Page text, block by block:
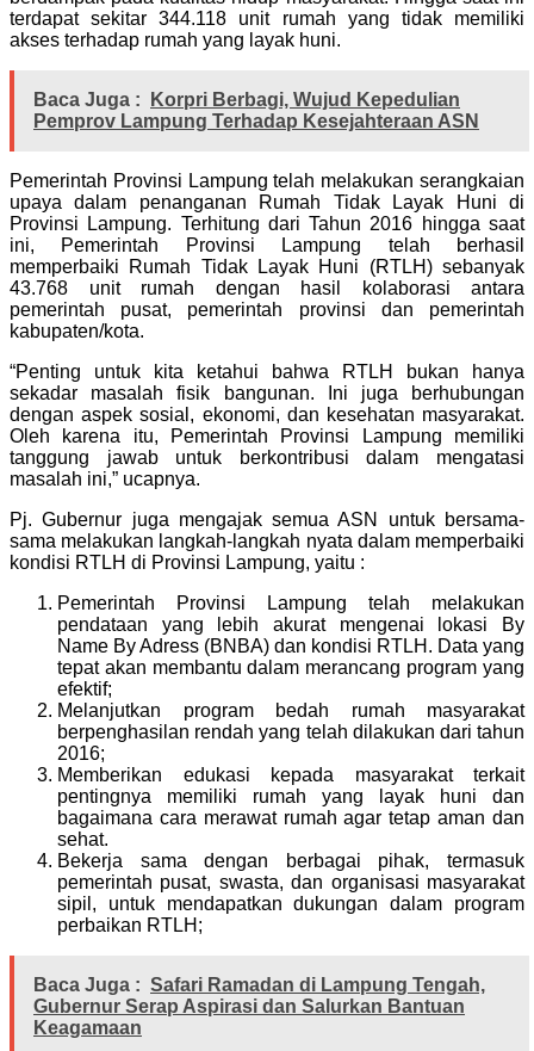
terdapat sekitar 344.118 unit rumah yang tidak memiliki
akses terhadap rumah yang layak huni.
Baca Juga :
Korpri Berbagi, Wujud Kepedulian
Pemprov Lampung Terhadap Kesejahteraan ASN
Pemerintah Provinsi Lampung telah melakukan serangkaian
upaya dalam penanganan Rumah Tidak Layak Huni di
Provinsi Lampung. Terhitung dari Tahun 2016 hingga saat
ini, Pemerintah Provinsi Lampung telah berhasil
memperbaiki Rumah Tidak Layak Huni (RTLH) sebanyak
43.768 unit rumah dengan hasil kolaborasi antara
pemerintah pusat, pemerintah provinsi dan pemerintah
kabupaten/kota.
“Penting untuk kita ketahui bahwa RTLH bukan hanya
sekadar masalah fisik bangunan. Ini juga berhubungan
dengan aspek sosial, ekonomi, dan kesehatan masyarakat.
Oleh karena itu, Pemerintah Provinsi Lampung memiliki
tanggung jawab untuk berkontribusi dalam mengatasi
masalah ini,” ucapnya.
Pj. Gubernur juga mengajak semua ASN untuk bersama-
sama melakukan langkah-langkah nyata dalam memperbaiki
kondisi RTLH di Provinsi Lampung, yaitu :
Pemerintah Provinsi Lampung telah melakukan
pendataan yang lebih akurat mengenai lokasi By
Name By Adress (BNBA) dan kondisi RTLH. Data yang
tepat akan membantu dalam merancang program yang
efektif;
Melanjutkan program bedah rumah masyarakat
berpenghasilan rendah yang telah dilakukan dari tahun
2016;
Memberikan edukasi kepada masyarakat terkait
pentingnya memiliki rumah yang layak huni dan
bagaimana cara merawat rumah agar tetap aman dan
sehat.
Bekerja sama dengan berbagai pihak, termasuk
pemerintah pusat, swasta, dan organisasi masyarakat
sipil, untuk mendapatkan dukungan dalam program
perbaikan RTLH;
Baca Juga : Safari Ramadan di Lampung Tengah,
Gubernur Serap Aspirasi dan Salurkan Bantuan
Keagamaan